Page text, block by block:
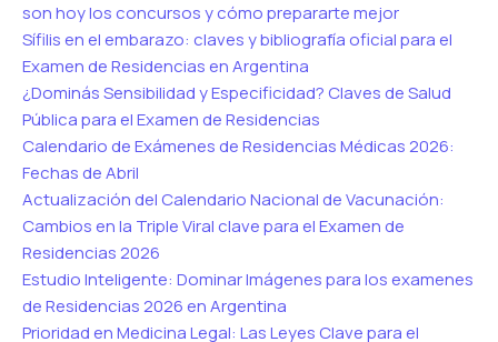
son hoy los concursos y cómo prepararte mejor
Sífilis en el embarazo: claves y bibliografía oficial para el
Examen de Residencias en Argentina
¿Dominás Sensibilidad y Especificidad? Claves de Salud
Pública para el Examen de Residencias
Calendario de Exámenes de Residencias Médicas 2026:
Fechas de Abril
Actualización del Calendario Nacional de Vacunación:
Cambios en la Triple Viral clave para el Examen de
Residencias 2026
Estudio Inteligente: Dominar Imágenes para los examenes
de Residencias 2026 en Argentina
Prioridad en Medicina Legal: Las Leyes Clave para el